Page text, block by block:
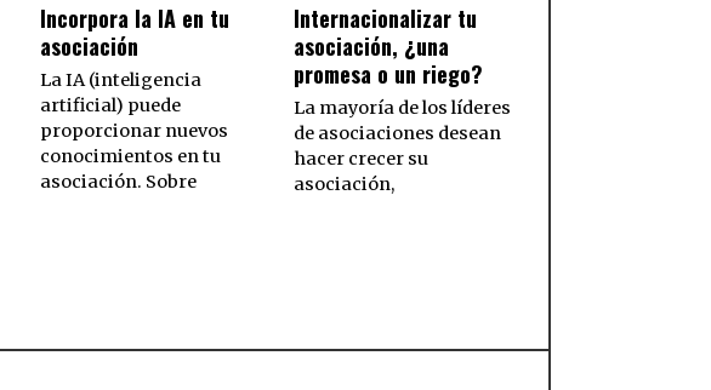
Incorpora la IA en tu
asociación
La IA (inteligencia
artificial) puede
proporcionar nuevos
conocimientos en tu
asociación. Sobre
Internacionalizar tu
asociación, ¿una
promesa o un riego?
La mayoría de los líderes
de asociaciones desean
hacer crecer su
asociación,